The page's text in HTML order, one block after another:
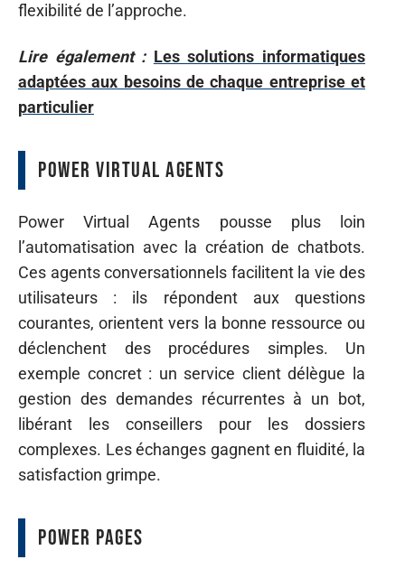
flexibilité de l’approche.
Lire également : Les solutions informatiques
adaptées aux besoins de chaque entreprise et
particulier
Power Virtual Agents
Power Virtual Agents pousse plus loin
l’automatisation avec la création de chatbots.
Ces agents conversationnels facilitent la vie des
utilisateurs : ils répondent aux questions
courantes, orientent vers la bonne ressource ou
déclenchent des procédures simples. Un
exemple concret : un service client délègue la
gestion des demandes récurrentes à un bot,
libérant les conseillers pour les dossiers
complexes. Les échanges gagnent en fluidité, la
satisfaction grimpe.
Power Pages